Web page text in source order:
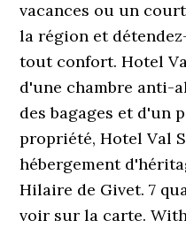
vacances ou un
la région et
tout confort. Hotel
d'une chambre anti-
des bagages et d'un
propriété, Hotel Val
hébergement
Hilaire de Givet. 7
voir sur la carte.